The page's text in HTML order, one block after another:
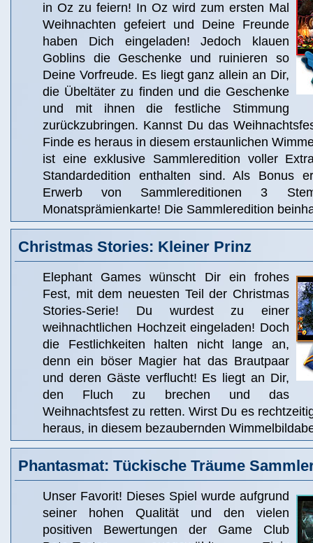
in Oz zu feiern! In Oz wird zum ersten Mal
Weihnachten gefeiert und Deine Freunde
haben Dich eingeladen! Jedoch klauen
Goblins die Geschenke und ruinieren so
Deine Vorfreude. Es liegt ganz allein an Dir,
die Übeltäter zu finden und die Geschenke
und mit ihnen die festliche Stimmung
zurückzubringen. Kannst Du das
Finde es heraus in diesem erstaunlichen
ist eine exklusive Sammleredition voller
Standardedition enthalten sind. Als Bonus
Erwerb von Sammlereditionen 3
Monatsprämienkarte! Die Sammleredition
Christmas Stories: Kleiner Prinz
Elephant Games wünscht Dir ein frohes
Fest, mit dem neuesten Teil der Christmas
Stories-Serie! Du wurdest zu einer
weihnachtlichen Hochzeit eingeladen! Doch
die Festlichkeiten halten nicht lange an,
denn ein böser Magier hat das Brautpaar
und deren Gäste verflucht! Es liegt an Dir,
den Fluch zu brechen und das
Weihnachtsfest zu retten. Wirst Du es
heraus, in diesem bezaubernden
Phantasmat: Tückische Träume
Unser Favorit! Dieses Spiel wurde aufgrund
seiner hohen Qualität und den vielen
positiven Bewertungen der Game Club